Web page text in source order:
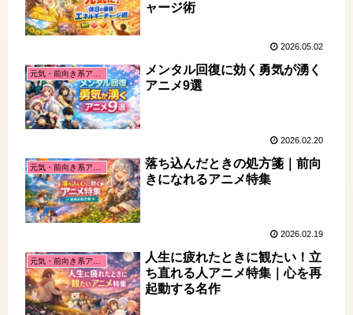
ャージ術
2026.05.02
メンタル回復に効く勇気が湧く
アニメ9選
2026.02.20
落ち込んだときの処方箋｜前向
きになれるアニメ特集
2026.02.19
人生に疲れたときに観たい！立
ち直れる人アニメ特集｜心を再
起動する名作